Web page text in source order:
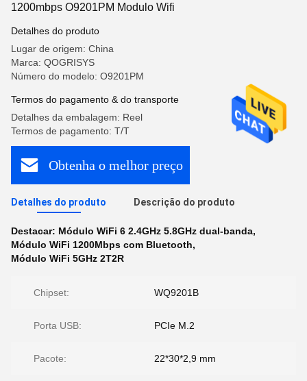
1200mbps O9201PM Modulo Wifi
Detalhes do produto
Lugar de origem: China
Marca: QOGRISYS
Número do modelo: O9201PM
Termos do pagamento & do transporte
Detalhes da embalagem: Reel
Termos de pagamento: T/T
Obtenha o melhor preço
Detalhes do produto Descrição do produto
Destacar: Módulo WiFi 6 2.4GHz 5.8GHz dual-banda,
Módulo WiFi 1200Mbps com Bluetooth,
Módulo WiFi 5GHz 2T2R
Chipset: WQ9201B
Porta USB: PCIe M.2
Pacote: 22*30*2,9 mm